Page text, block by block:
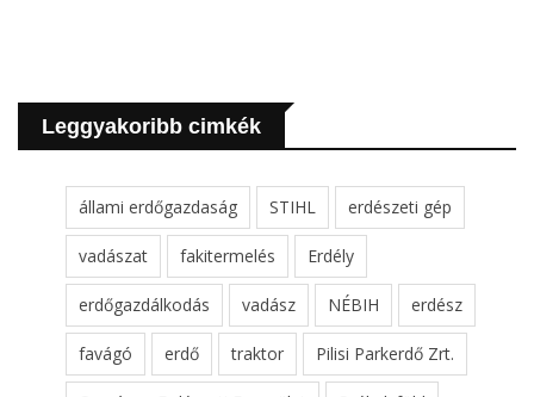
Leggyakoribb cimkék
állami erdőgazdaság STIHL erdészeti gép
vadászat fakitermelés Erdély
erdőgazdálkodás vadász NÉBIH erdész
favágó erdő traktor Pilisi Parkerdő Zrt.